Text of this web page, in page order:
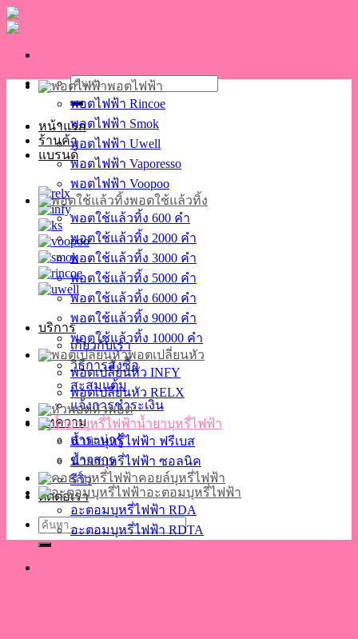
Skip
to
ค้นหา:
หน้าแรก
ร้านค้า
แบรนด์
บริการ
เกี่ยวกับเรา
วิธีการสั่งซื้อ
สะสมแต้ม
แจ้งการชำระเงิน
บทความ
สาระน่ารู้
ข่าวสาร
รีวิว
ติดต่อเรา
ค้นหา:
พอตไฟฟ้า
พอตไฟฟ้า Rincoe
พอตไฟฟ้า Smok
พอตไฟฟ้า Uwell
พอตไฟฟ้า Vaporesso
พอตไฟฟ้า Voopoo
พอตใช้แล้วทิ้ง
พอตใช้แล้วทิ้ง 600 คำ
พอตใช้แล้วทิ้ง 2000 คำ
พอตใช้แล้วทิ้ง 3000 คำ
พอตใช้แล้วทิ้ง 5000 คำ
พอตใช้แล้วทิ้ง 6000 คำ
พอตใช้แล้วทิ้ง 9000 คำ
พอตใช้แล้วทิ้ง 10000 คำ
พอตเปลี่ยนหัว
พอตเปลี่ยนหัว INFY
พอตเปลี่ยนหัว RELX
หัวพอต
น้ำยาบุหรี่ไฟฟ้า
น้ำยาบุหรี่ไฟฟ้า ฟรีเบส
น้ำยาบุหรี่ไฟฟ้า ซอลนิค
คอยล์บุหรี่ไฟฟ้า
อะตอมบุหรี่ไฟฟ้า
อะตอมบุหรี่ไฟฟ้า RDA
อะตอมบุหรี่ไฟฟ้า RDTA